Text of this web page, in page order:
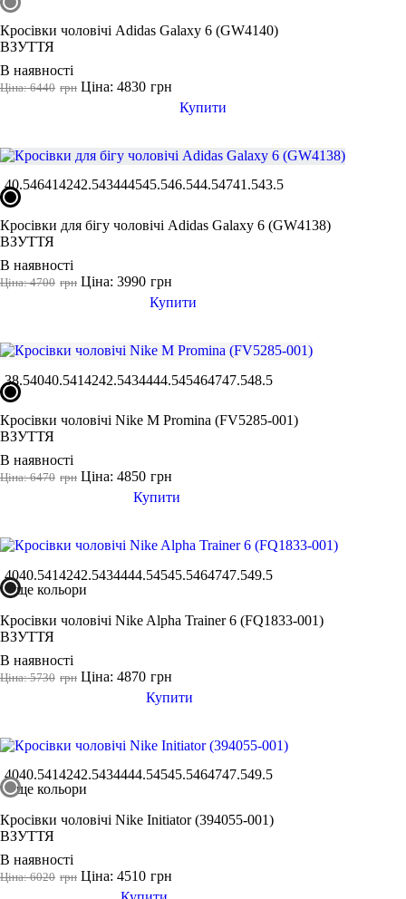
Кросівки чоловічі Adidas Galaxy 6 (GW4140)
ВЗУТТЯ
В наявності
грн
Ціна: 6440 грн
Ціна: 4830
Купити
40.546414242.543444545.546.544.54741.543.5
Кросівки для бігу чоловічі Adidas Galaxy 6 (GW4138)
ВЗУТТЯ
В наявності
грн
Ціна: 4700 грн
Ціна: 3990
Купити
38.54040.5414242.5434444.545464747.548.5
Кросівки чоловічі Nike M Promina (FV5285-001)
ВЗУТТЯ
В наявності
грн
Ціна: 6470 грн
Ціна: 4850
Купити
4040.5414242.5434444.54545.5464747.549.5
ще кольори
Кросівки чоловічі Nike Alpha Trainer 6 (FQ1833-001)
ВЗУТТЯ
В наявності
грн
Ціна: 5730 грн
Ціна: 4870
Купити
4040.5414242.5434444.54545.5464747.549.5
ще кольори
Кросівки чоловічі Nike Initiator (394055-001)
ВЗУТТЯ
В наявності
грн
Ціна: 6020 грн
Ціна: 4510